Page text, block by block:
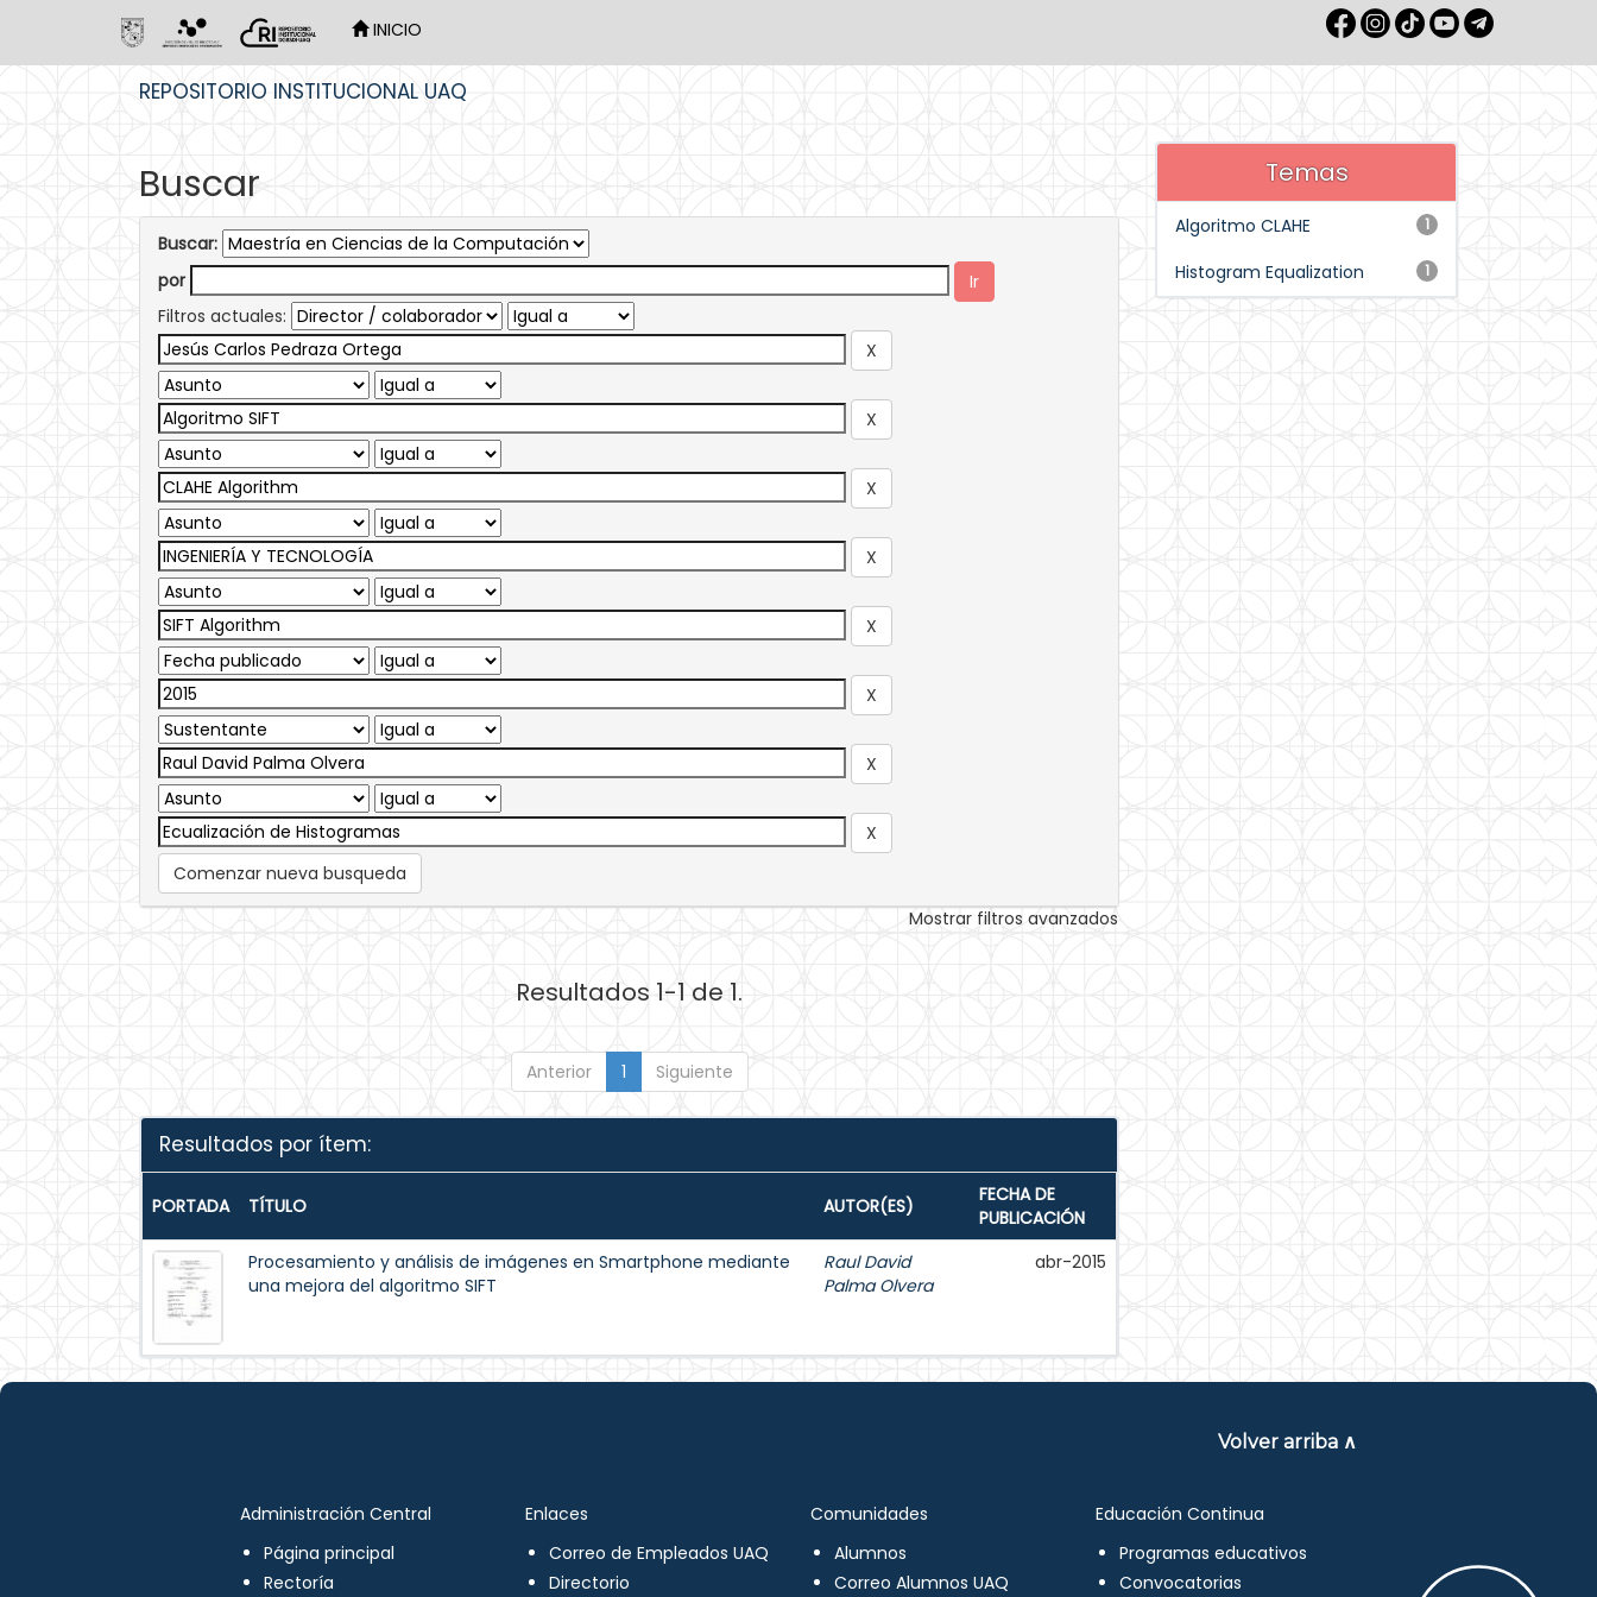
INICIO
REPOSITORIO INSTITUCIONAL UAQ
Buscar
Buscar:
por
Filtros actuales:
Comenzar nueva busqueda
Mostrar filtros avanzados
Resultados 1-1 de 1.
Anterior 1 Siguiente
Resultados por ítem:
PORTADA TÍTULO AUTOR(ES)
FECHA DE
PUBLICACIÓN
Procesamiento y análisis de imágenes en Smartphone mediante
una mejora del algoritmo SIFT
Raul David
Palma Olvera
abr-2015
Temas
1
Algoritmo CLAHE
1
Histogram Equalization
Volver arriba ∧
Administración Central
Página principal
Rectoría
Enlaces
Correo de Empleados UAQ
Directorio
Comunidades
Alumnos
Correo Alumnos UAQ
Educación Continua
Programas educativos
Convocatorias